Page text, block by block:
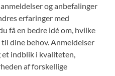
og anbefalinger
erfaringer med
få en bedre idé om, hvilke
dine behov. Anmeldelser
indblik i kvaliteten,
af forskellige